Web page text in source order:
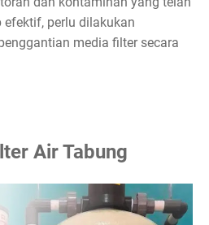
perlu dilakukan
media filter secara
Air Tabung